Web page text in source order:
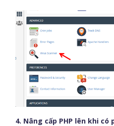
4. Nâng cấp PHP lên khi có